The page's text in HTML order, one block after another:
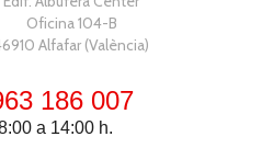
Oficina 104-B
Alfafar (València)
186 007
a 14:00 h.